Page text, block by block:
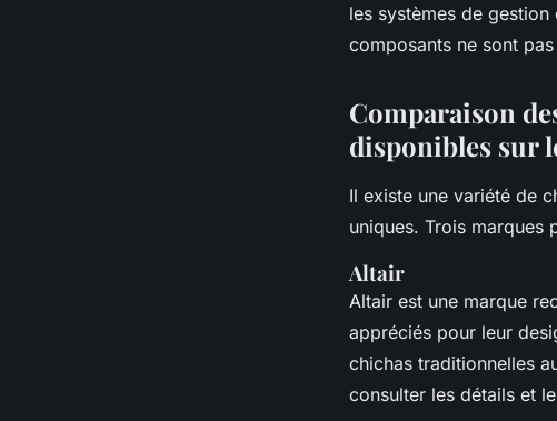
les systèmes de
composants ne sont
Comparaison
disponibles sur
Il existe une variété de
uniques. Trois marques
Altair
Altair est une marque
appréciés pour leur
chichas traditionnelles
consulter les détails et